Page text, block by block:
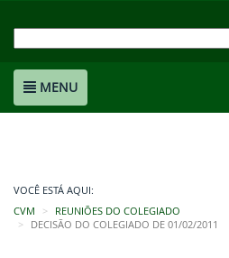
MENU
VOCÊ ESTÁ AQUI:
CVM
REUNIÕES DO COLEGIADO
DECISÃO DO COLEGIADO DE 01/02/2011